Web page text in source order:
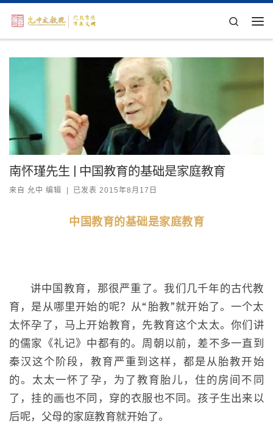
Skip to content
Search
南怀瑾先生 | 中国教育的基础是家庭教育
来自 允中 编辑 | 已发表 2015年8月17日
中国教育的基础是家庭教育
讲中国教育，那很严重了。我们几千年的古代教
育，是从哪里开始的呢？从“胎教”就开始了。一个太
太怀孕了，马上开始教育，先教育这个太太。你们讲
的儒家《礼记》中都有的。周朝以前，差不多一直到
秦汉这个阶段，教育严重到这样，都是从胎教开始
的。太太一怀了孕，为了教育胎儿，住的房间不同
了，挂的画也不同，穿的衣服也不同。孩子生出来以
后呢，父母的家庭教育就开始了。